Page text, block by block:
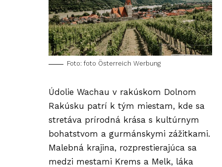
Foto: foto Österreich Werbung
Údolie Wachau v rakúskom Dolnom
Rakúsku patrí k tým miestam, kde sa
stretáva prírodná krása s kultúrnym
bohatstvom a gurmánskymi zážitkami.
Malebná krajina, rozprestierajúca sa
medzi mestami Krems a Melk, láka